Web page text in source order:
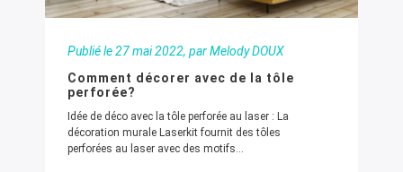
Publié le27 mai 2022, par Melody DOUX
Comment décorer avec de la tôle
perforée?
Idée de déco avec la tôle perforée au laser : La
décoration murale Laserkit fournit des tôles
perforées au laser avec des motifs...